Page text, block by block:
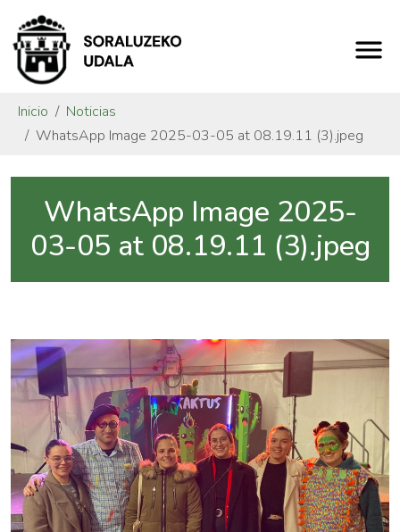
Inicio
Noticias
WhatsApp Image 2025-03-05 at 08.19.11 (3).jpeg
WhatsApp Image 2025-
03-05 at 08.19.11 (3).jpeg